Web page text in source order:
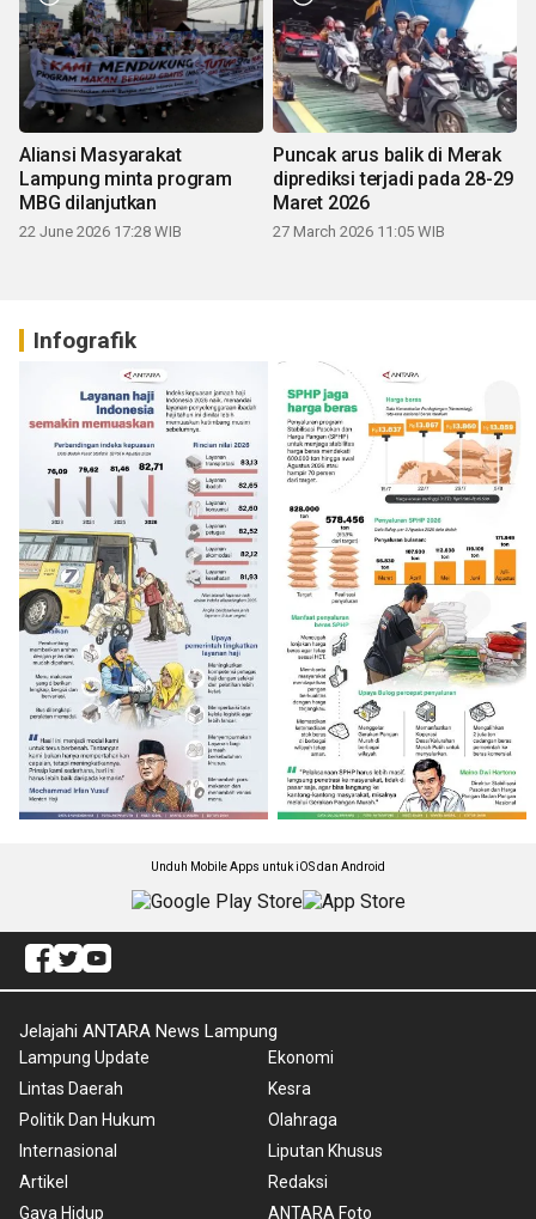
Aliansi Masyarakat
Lampung minta program
MBG dilanjutkan
22 June 2026 17:28 WIB
Puncak arus balik di Merak
diprediksi terjadi pada 28-29
Maret 2026
27 March 2026 11:05 WIB
Infografik
Unduh Mobile Apps untuk iOS dan Android
Jelajahi ANTARA News Lampung
Lampung Update
Lintas Daerah
Politik Dan Hukum
Internasional
Artikel
Gaya Hidup
Ekonomi
Kesra
Olahraga
Liputan Khusus
Redaksi
ANTARA Foto